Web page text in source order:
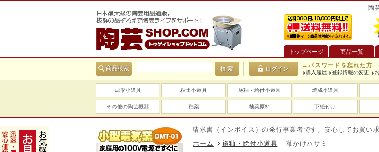
陶
トップページ
商品一覧
商品検索 →パスワードを忘れた方
購入履歴 登録情報の変更
成形小道具 粘土小道具 施釉・絵付小道具 焼成小道具
その他の陶芸機器 釉薬 釉薬原料 下絵付け
当社は適格請求書（インボイス）の発行事業者です。安心してお買い求めいた
ホーム
施釉・絵付小道具 釉かけハサミ